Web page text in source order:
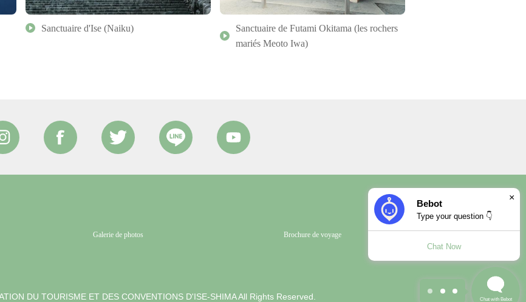
Sanctuaire d'Ise (Naiku)
Sanctuaire de Futami Okitama (les rochers
mariés Meoto Iwa)
Galerie de photos Brochure de voyage
DU TOURISME ET DES CONVENTIONS D'ISE-SHIMAAll Rights Reserved.
Bebot
Type your question 👇
Chat Now
×
Hi I'm Bebot! Feel free to ask me any questions😊
Chat with Bebot